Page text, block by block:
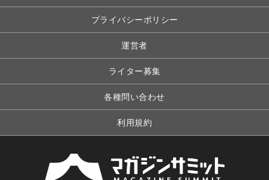
プライバシーポリシー
運営者
ライター募集
各種問い合わせ
利用規約